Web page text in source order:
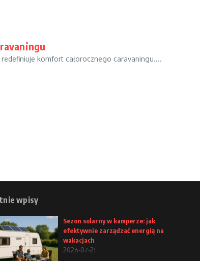
komfort całorocznego caravaningu....
wpisy
Sezon solarny w kamperze: jak
efektywnie zarządzać energią na
wakacjach
2026-07-21